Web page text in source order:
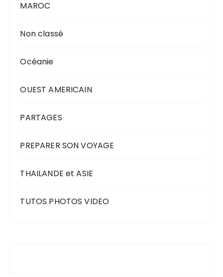
MAROC
Non classé
Océanie
OUEST AMERICAIN
PARTAGES
PREPARER SON VOYAGE
THAILANDE et ASIE
TUTOS PHOTOS VIDEO